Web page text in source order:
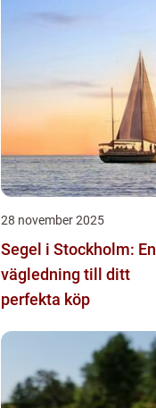
28 november 2025
Segel i Stockholm: En
vägledning till ditt
perfekta köp